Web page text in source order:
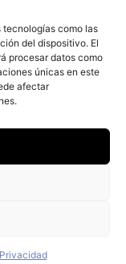
tecnologías como las
del dispositivo. El
procesar datos como
únicas en este
afectar
- 28003 - Madrid